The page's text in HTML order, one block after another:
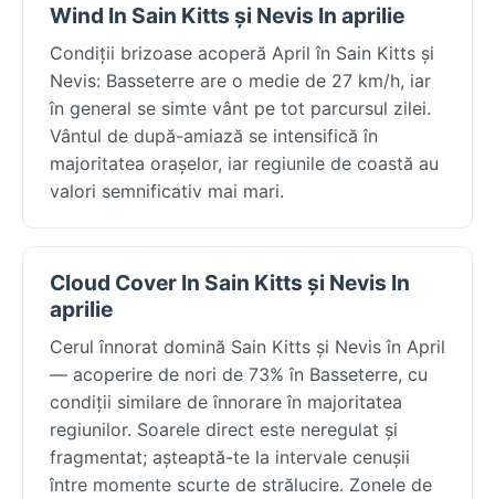
Wind In Sain Kitts și Nevis In aprilie
Condiții brizoase acoperă April în Sain Kitts și
Nevis: Basseterre are o medie de 27 km/h, iar
în general se simte vânt pe tot parcursul zilei.
Vântul de după-amiază se intensifică în
majoritatea orașelor, iar regiunile de coastă au
valori semnificativ mai mari.
Cloud Cover In Sain Kitts și Nevis In
aprilie
Cerul înnorat domină Sain Kitts și Nevis în April
— acoperire de nori de 73% în Basseterre, cu
condiții similare de înnorare în majoritatea
regiunilor. Soarele direct este neregulat și
fragmentat; așteaptă-te la intervale cenușii
între momente scurte de strălucire. Zonele de